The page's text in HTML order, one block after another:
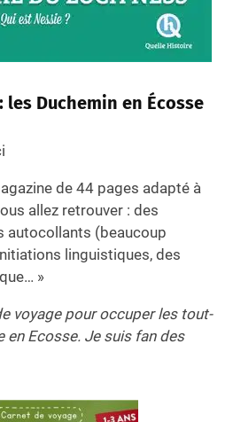
Duchemin en Écosse
de 44 pages adapté à
allez retrouver : des
autocollants (beaucoup
linguistiques, des
»
voyage pour occuper les tout-
en Ecosse. Je suis fan des